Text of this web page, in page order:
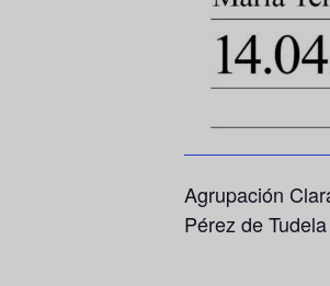
Agrupación
Pérez de